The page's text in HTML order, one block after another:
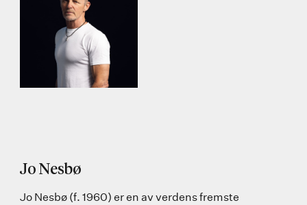
Jo Nesbø
Jo Nesbø (f. 1960) er en av verdens fremste